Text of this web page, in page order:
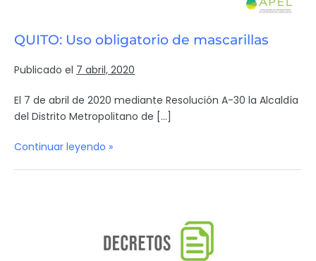
QUITO: Uso obligatorio de mascarillas
Publicado el 7 abril, 2020
El 7 de abril de 2020 mediante Resolución A-30 la Alcaldía
del Distrito Metropolitano de […]
Continuar leyendo »